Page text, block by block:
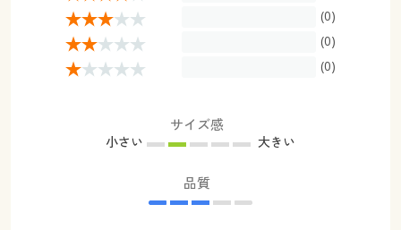
(0)
(0)
(0)
サイズ感
小さい 大きい
品質